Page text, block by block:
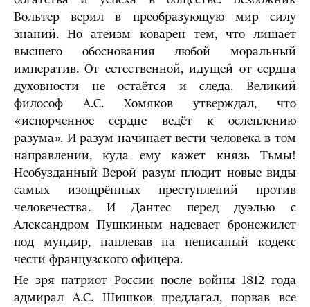
Вольтер верил в преобразующую мир силу
знаний. Но атеизм коварен тем, что лишает
высшего обоснования любой моральный
императив. От естественной, идущей от сердца
духовности не остаётся и следа. Великий
философ А.С. Хомяков утверждал, что
«испорченное сердце ведёт к ослеплению
разума». И разум начинает вести человека в том
направлении, куда ему кажет князь Тьмы!
Необузданный Верой разум плодит новые виды
самых изощрённых преступлений против
человечества. И Дантес перед дуэлью с
Александром Пушкиным надевает бронежилет
под мундир, наплевав на неписаный кодекс
чести французского офицера.
Не зря патриот России после войны 1812 года
адмирал А.С. Шишков предлагал, порвав все